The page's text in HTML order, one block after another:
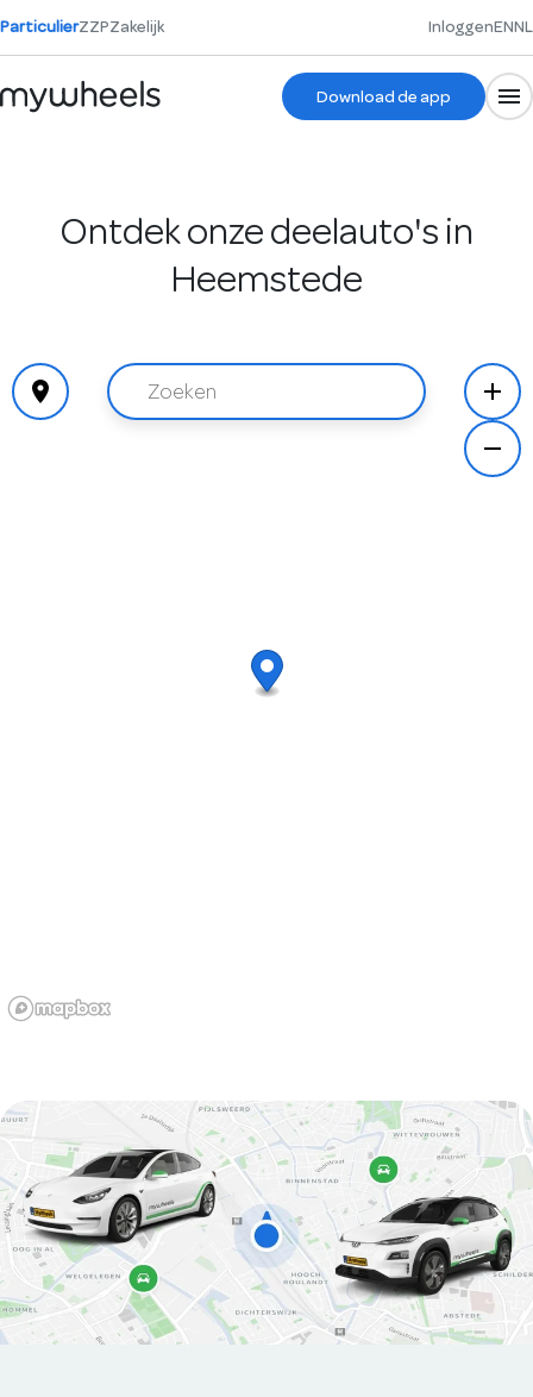
ParticulierZZPZakelijk InloggenENNL
Download de app
Ontdek onze deelauto's in
Heemstede